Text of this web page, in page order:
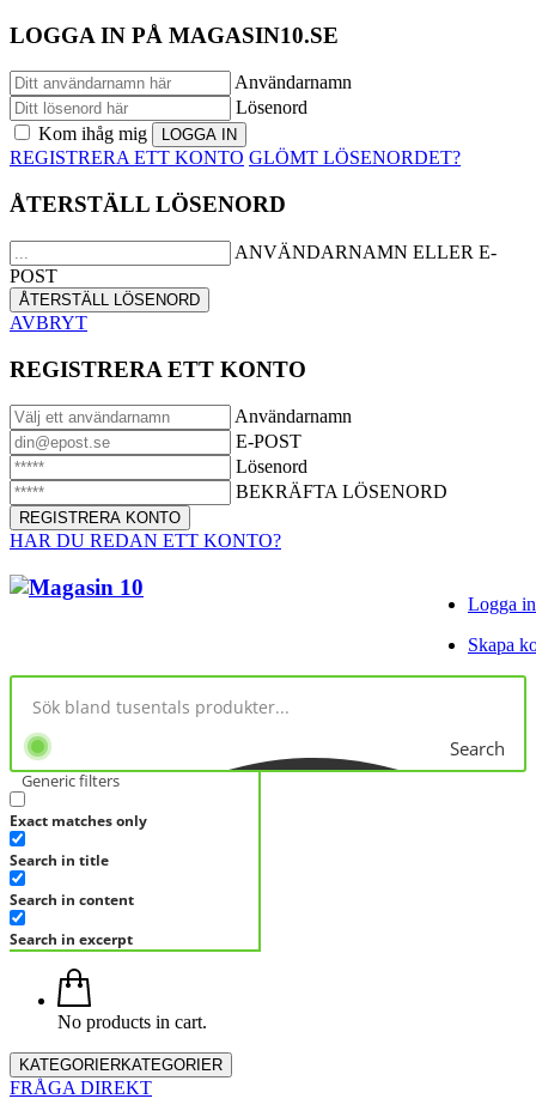
LOGGA IN PÅ MAGASIN10.SE
Användarnamn
Lösenord
Kom ihåg mig
REGISTRERA ETT KONTO GLÖMT LÖSENORDET?
ÅTERSTÄLL LÖSENORD
ANVÄNDARNAMN ELLER E-
POST
AVBRYT
REGISTRERA ETT KONTO
Användarnamn
E-POST
Lösenord
BEKRÄFTA LÖSENORD
HAR DU REDAN ETT KONTO?
Logga in
Skapa
Search
Generic filters
Exact matches only
Search in title
Search in content
Search in excerpt
No products in cart.
KATEGORIERKATEGORIER
FRÅGA DIREKT